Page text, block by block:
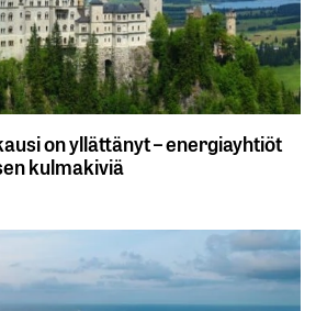
on yllättänyt – energiayhtiöt
kulmakiviä